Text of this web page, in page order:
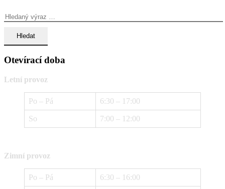
Otevírací doba
Letní provoz
Po – Pá 6:30 – 17:00
So 7:00 – 12:00
Zimní provoz
Po – Pá 6:30 – 16:00